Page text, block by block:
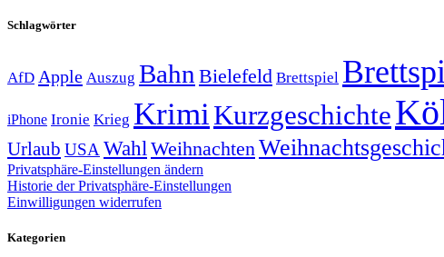
Schlagwörter
AfD Apple Auszug Bahn Bielefeld Brettspiel
iPhone Ironie Krieg Krimi Kurzgeschichte
Urlaub USA Wahl Weihnachten
Privatsphäre-Einstellungen ändern
Historie der Privatsphäre-Einstellungen
Einwilligungen widerrufen
Kategorien